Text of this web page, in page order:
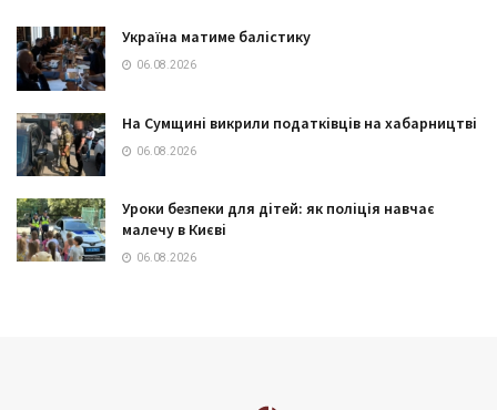
Україна матиме балістику
06.08.2026
На Сумщині викрили податківців на хабарництві
06.08.2026
Уроки безпеки для дітей: як поліція навчає
малечу в Києві
06.08.2026